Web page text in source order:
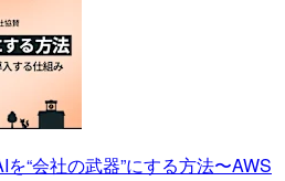
を“会社の武器”にする方法〜AWS